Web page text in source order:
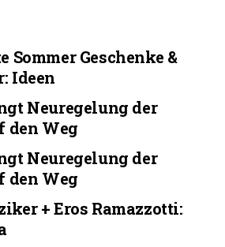
Sommer Geschenke &
Ideen
Neuregelung der
den Weg
Neuregelung der
den Weg
+ Eros Ramazzotti: